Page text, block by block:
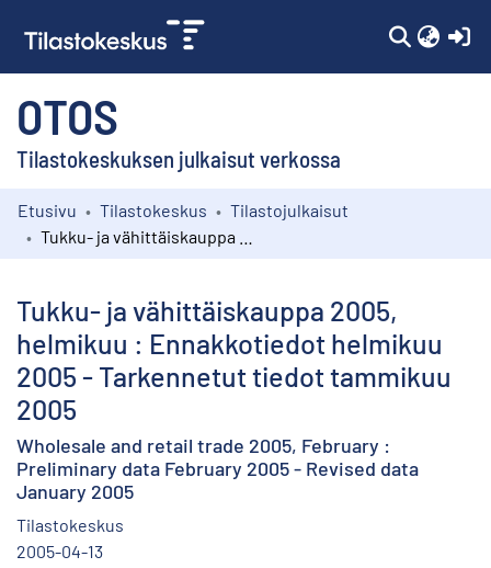
OTOS
Tilastokeskuksen julkaisut verkossa
Kokoelmat
Etusivu Tilastokeskus
Tilastojulkaisut
Tukku- ja vähittäiskauppa 2005,
helmikuu : Ennakkotiedot helmikuu
2005 - Tarkennetut tiedot tammikuu
2005
Wholesale and retail trade 2005, February :
Preliminary data February 2005 - Revised data
January 2005
Tilastokeskus
2005-04-13